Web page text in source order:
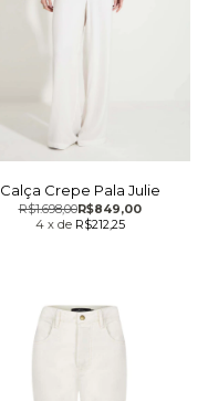
Calça Crepe Pala Julie
R$849,00
R$1.698,00
4 x de R$212,25